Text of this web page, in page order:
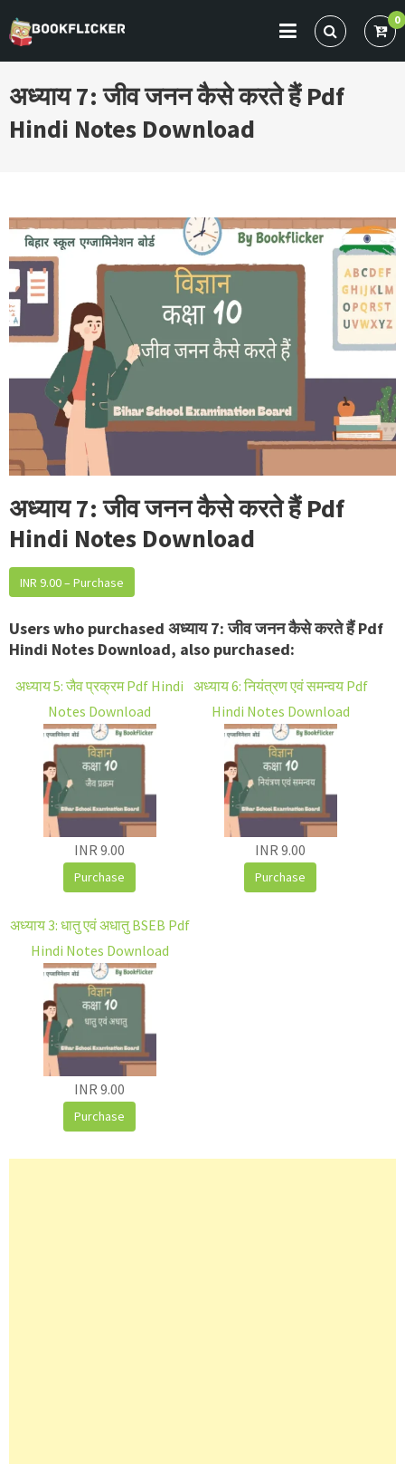
to
content
BOOKFLICKER NOTES
Gateway To Future
0
अध्याय 7: जीव जनन कैसे करते हैं Pdf
Hindi Notes Download
अध्याय 7: जीव जनन कैसे करते हैं Pdf
Hindi Notes Download
INR 9.00 – Purchase
Users who purchased अध्याय 7: जीव जनन कैसे करते हैं Pdf
Hindi Notes Download, also purchased:
अध्याय 5: जैव प्रक्रम Pdf Hindi
Notes Download
INR 9.00
Purchase
अध्याय 6: नियंत्रण एवं समन्वय Pdf
Hindi Notes Download
INR 9.00
Purchase
अध्याय 3: धातु एवं अधातु BSEB Pdf
Hindi Notes Download
INR 9.00
Purchase